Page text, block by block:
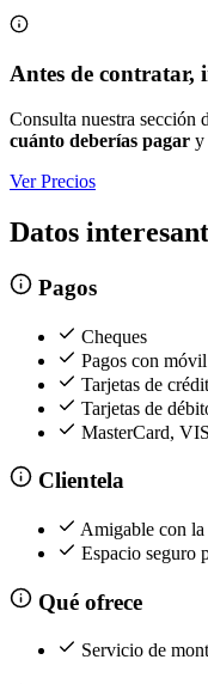
Antes de contratar,
Consulta nuestra sección
cuánto deberías pagar y
Ver Precios
Datos
Pagos
Cheques
Pagos con
Tarjetas de
Tarjetas de
MasterCard,
Clientela
Amigable con
Espacio seguro
Qué ofrece
Servicio de